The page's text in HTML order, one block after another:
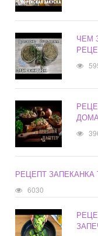
ЧЕМ
РЕЦЕПТ
6030